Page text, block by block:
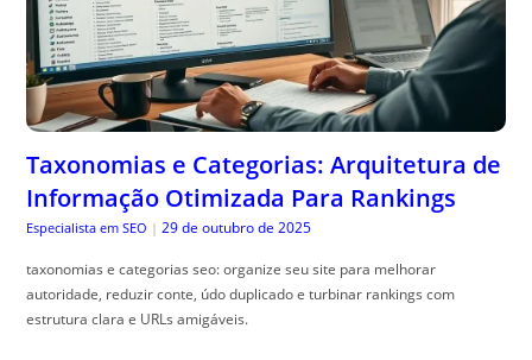
Taxonomias e Categorias: Arquitetura de
Informação Otimizada Para Rankings
Especialista em SEO | 29 de outubro de 2025
taxonomias e categorias seo: organize seu site para melhorar
autoridade, reduzir conte, údo duplicado e turbinar rankings com
estrutura clara e URLs amigáveis.